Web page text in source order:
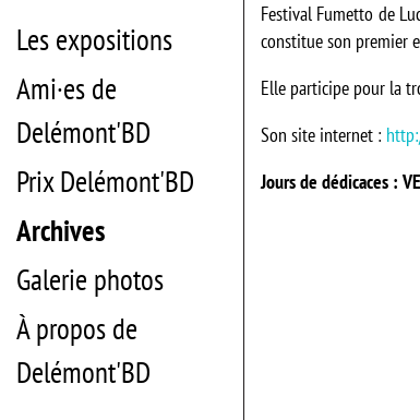
Les expositions
Ami·es de
Delémont'BD
Prix Delémont'BD
Archives
Galerie photos
À propos de
Delémont'BD
Festival Fumetto de
constitue son premier
Elle participe pour la
Son site internet :
Jours de dédicaces :